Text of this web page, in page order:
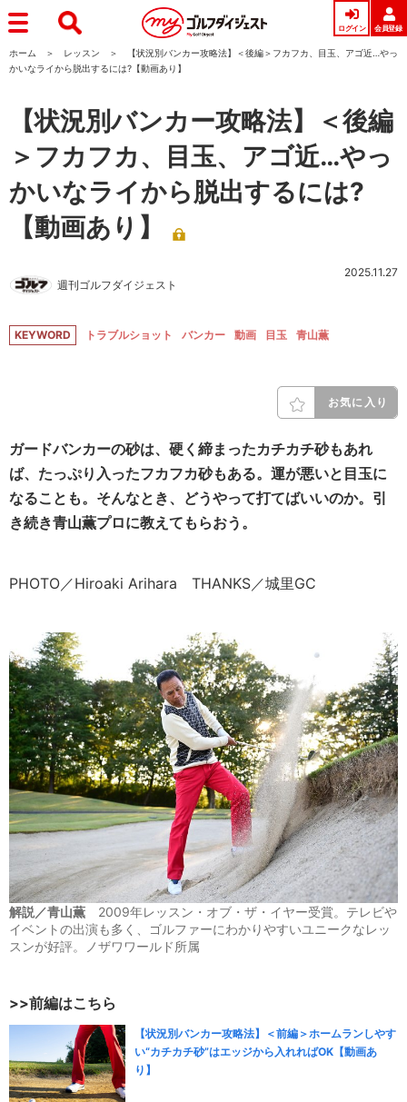
ログイン 会員登録
ホーム レッスン
【状況別バンカー攻略法】＜後編＞フカフカ、目玉、アゴ近…やっ
かいなライから脱出するには?【動画あり】
【状況別バンカー攻略法】＜後編
＞フカフカ、目玉、アゴ近…やっ
かいなライから脱出するには?
【動画あり】
週刊ゴルフダイジェスト
2025.11.27
KEYWORD トラブルショット バンカー 動画 目玉 青山薫
お気に入り
ガードバンカーの砂は、硬く締まったカチカチ砂もあれ
ば、たっぷり入ったフカフカ砂もある。運が悪いと目玉に
なることも。そんなとき、どうやって打てばいいのか。引
き続き青山薫プロに教えてもらおう 。
PHOTO／Hiroaki Arihara THANKS／城里GC
解説／青山薫 2009年レッスン・オブ・ザ・イヤー受賞。テレビや
イベントの出演も多く、ゴルファーにわかりやすいユニークなレッ
スンが好評。ノザワワールド所属
>>前編はこちら
【状況別バンカー攻略法】＜前編＞ホームランしやす
い“カチカチ砂”はエッジから入れればOK【動画あ
り】